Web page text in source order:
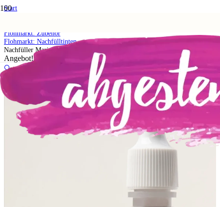
Start
Flohmarkt: Zubehör
Flohmarkt: Nachfülltinten
Nachfüller Marineblau
Angebot!
🔍